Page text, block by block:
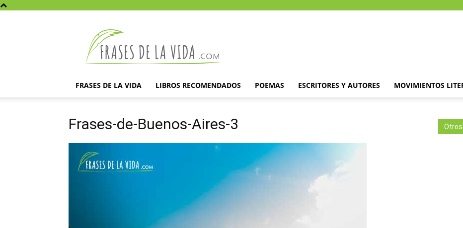
la
vida
FRASES DE LA VIDA LIBROS RECOMENDADOS POEMAS ESCRITORES Y AUTORES MOVIMIENTOS
Frases-de-Buenos-Aires-3